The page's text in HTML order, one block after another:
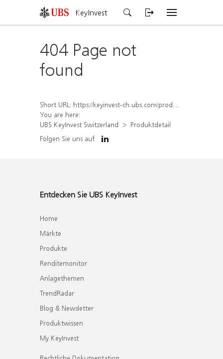
KeyInvest
404 Page not
found
Short URL: https://keyinvest-ch.ubs.com/produkt/detail/index/isin/CH1567392951
You are here:
UBS KeyInvest Switzerland
Produktdetail
Folgen Sie uns auf
Entdecken Sie UBS KeyInvest
Home
Märkte
Produkte
Renditemonitor
Anlagethemen
TrendRadar
Blog & Newsletter
Produktwissen
My KeyInvest